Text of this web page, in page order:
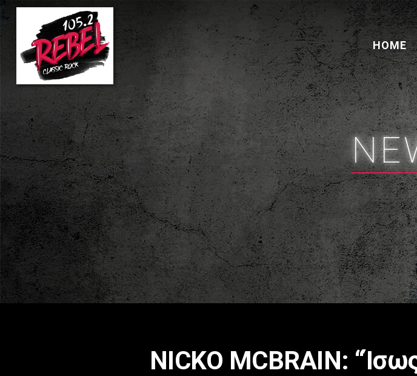
HOME
NICKO MCBRAIN: